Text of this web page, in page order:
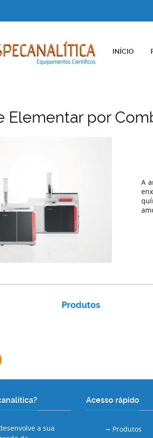
INÍCIO
Elementar por
A
Produtos
a sua
Acesso rápido
Produtos